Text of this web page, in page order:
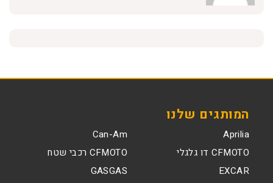
המותגים שלנו
Aprilia
Can-Am
CFMOTO דו גלגלי
CFMOTO רכבי שטח
EXCAR
GASGAS